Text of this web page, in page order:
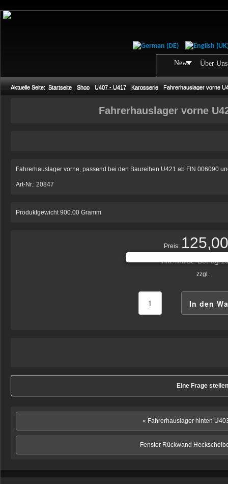
News Über Uns
Aktuelle Seite: Startseite Shop U407 - U417 Karosserie Fahrerhauslager vorne
Fahrerhauslager vorne
Fahrerhauslager vorne, passend bei den Baureihen U421 ab FIN 006090
Art-Nr.: 20847
Produktgewicht 900.00 Gramm
Preis:
inkl. MwSt.-Betrag:
zzgl.
Eine Frage
« Fahrerhauslager hinten
Fenster Rückwand